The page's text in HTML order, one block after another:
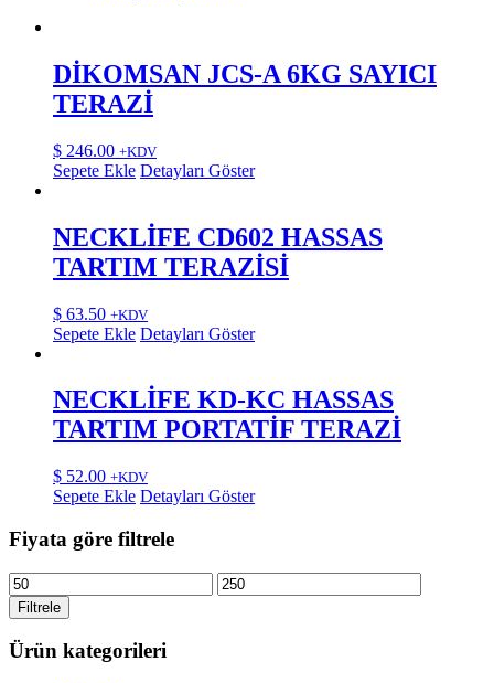
DİKOMSAN JCS-A 6KG SAYICI
TERAZİ
$ 246.00 +KDV
Sepete Ekle Detayları Göster
NECKLİFE CD602 HASSAS
TARTIM TERAZİSİ
$ 63.50 +KDV
Sepete Ekle Detayları Göster
NECKLİFE KD-KC HASSAS
TARTIM PORTATİF TERAZİ
$ 52.00 +KDV
Sepete Ekle Detayları Göster
Fiyata göre filtrele
En
düşük
fiyat
En
yüksek
Filtrele
Ürün kategorileri